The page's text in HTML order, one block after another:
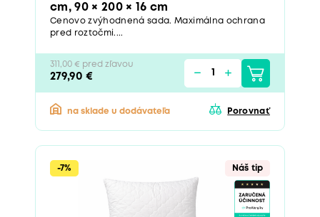
cm, 90 × 200 × 16 cm
Cenovo zvýhodnená sada. Maximálna ochrana
pred roztočmi....
311,00 € pred zľavou
279,90 €
na sklade u dodávateľa Porovnať
-7% Náš tip